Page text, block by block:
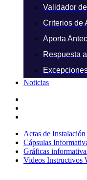
Validador
Criterios de
Aporta
Respuesta
Noticias
Actas de Instalación
Cápsulas
Gráficas
Videos Instructivos